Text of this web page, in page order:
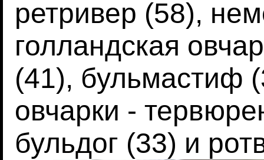
ретривер (58),
голландская
(41), бульмастиф
овчарки -
бульдог (33) и